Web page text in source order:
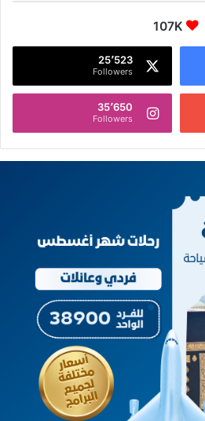
107K
25٬523
Followers
35٬650
Followers